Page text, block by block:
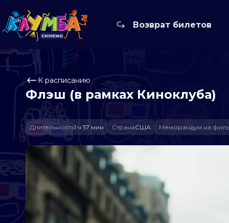
Возврат билетов
К расписанию
Флэш (в рамках Киноклуба)
Длительность1 ч 57 мин СтранаСША Меморандум на